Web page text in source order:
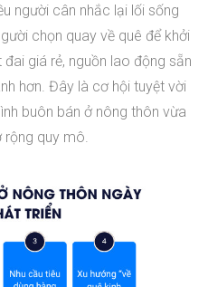
người cân nhắc lại lối sống
chọn quay về quê để khởi
giá rẻ, nguồn lao động sẵn
hơn. Đây là cơ hội tuyệt vời
buôn bán ở nông thôn vừa
quy mô.